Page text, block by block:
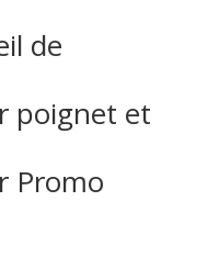
de
poignet et
Promo